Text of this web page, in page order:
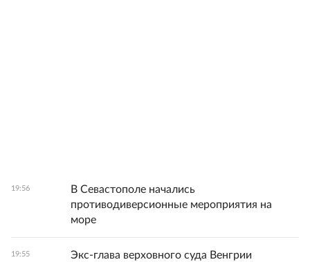
19:56
В Севастополе начались
противодиверсионные мероприятия на
море
19:55
Экс-глава верховного суда Венгрии